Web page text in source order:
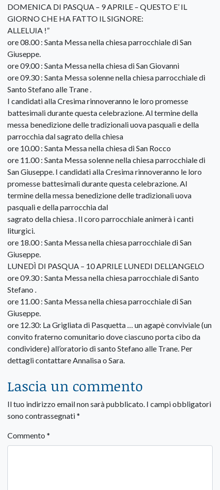
DOMENICA DI PASQUA – 9 APRILE – QUESTO E’ IL
GIORNO CHE HA FATTO IL SIGNORE:
ALLELUIA !”
ore 08.00 : Santa Messa nella chiesa parrocchiale di San
Giuseppe.
ore 09.00 : Santa Messa nella chiesa di San Giovanni
ore 09.30 : Santa Messa solenne nella chiesa parrocchiale di
Santo Stefano alle Trane .
I candidati alla Cresima rinnoveranno le loro promesse
battesimali durante questa celebrazione. Al termine della
messa benedizione delle tradizionali uova pasquali e della
parrocchia dal sagrato della chiesa
ore 10.00 : Santa Messa nella chiesa di San Rocco
ore 11.00 : Santa Messa solenne nella chiesa parrocchiale di
San Giuseppe. I candidati alla Cresima rinnoveranno le loro
promesse battesimali durante questa celebrazione. Al
termine della messa benedizione delle tradizionali uova
pasquali e della parrocchia dal
sagrato della chiesa . Il coro parrocchiale animerà i canti
liturgici.
ore 18.00 : Santa Messa nella chiesa parrocchiale di San
Giuseppe.
LUNEDÌ DI PASQUA – 10 APRILE LUNEDI DELL’ANGELO
ore 09.30 : Santa Messa nella chiesa parrocchiale di Santo
Stefano .
ore 11.00 : Santa Messa nella chiesa parrocchiale di San
Giuseppe.
ore 12.30: La Grigliata di Pasquetta … un agapè conviviale (un
convito fraterno comunitario dove ciascuno porta cibo da
condividere) all’oratorio di santo Stefano alle Trane. Per
dettagli contattare Annalisa o Sara.
Lascia un commento
Il tuo indirizzo email non sarà pubblicato. I campi obbligatori
sono contrassegnati*
Commento *